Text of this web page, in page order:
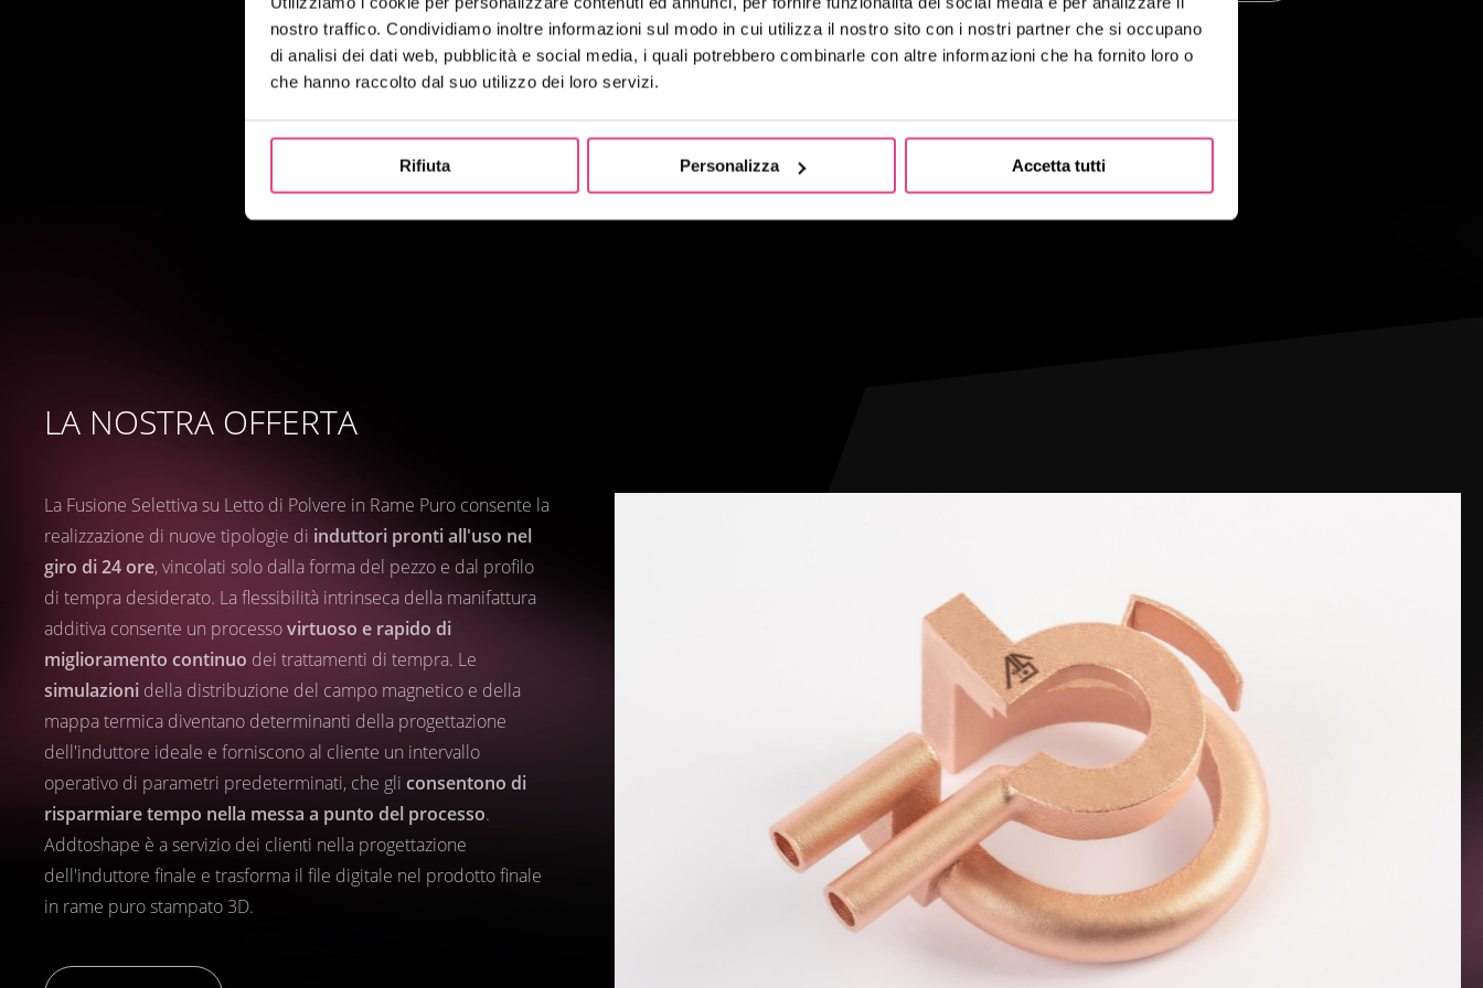
nostro traffico. Condividiamo inoltre informazioni sul modo in cui utilizza il nostro sito con i nostri partner che si occupano
di analisi dei dati web, pubblicità e social media, i quali potrebbero combinarle con altre informazioni che ha fornito loro o
che hanno raccolto dal suo utilizzo dei loro servizi.
Rifiuta Personalizza Accetta tutti
LA NOSTRA OFFERTA
La Fusione Selettiva su Letto di Polvere in Rame Puro consente la
realizzazione di nuove tipologie di induttori pronti all'uso nel
giro di 24 ore, vincolati solo dalla forma del pezzo e dal profilo
di tempra desiderato. La flessibilità intrinseca della manifattura
additiva consente un processovirtuoso e rapido di
miglioramento continuo dei trattamenti di tempra. Le
simulazioni della distribuzione del campo magnetico e della
mappa termica diventano determinanti della progettazione
dell'induttore ideale e forniscono al cliente un intervallo
operativo di parametri predeterminati, che gli consentono di
risparmiare tempo nella messa a punto del processo.
Addtoshape è a servizio dei clienti nella progettazione
dell'induttore finale e trasforma il file digitale nel prodotto finale
in rame puro stampato 3D.